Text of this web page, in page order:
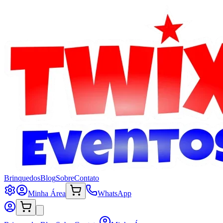
BrinquedosBlogSobreContato
Minha Área
WhatsApp